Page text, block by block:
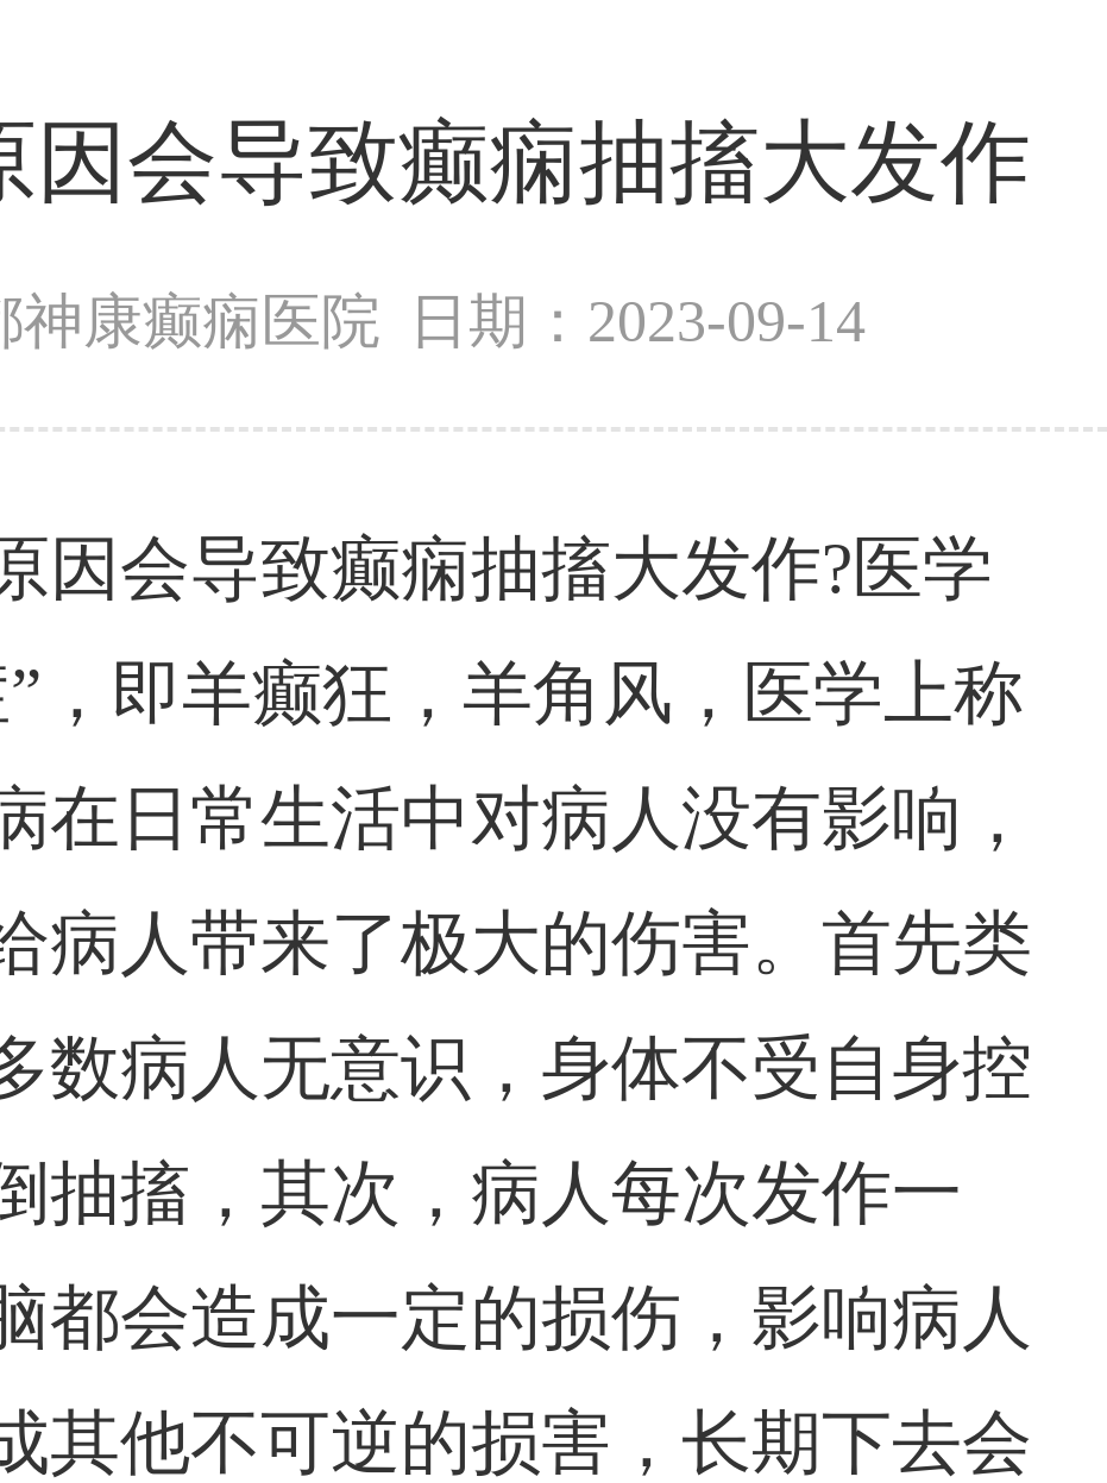
因会导致癫痫抽搐大发作
神康癫痫医院 日期：2023-09-14
因会导致癫痫抽搐大发作?医学
，即羊癫狂，羊角风，医学上称
在日常生活中对病人没有影响，
病人带来了极大的伤害。首先类
数病人无意识，身体不受自身控
抽搐，其次，病人每次发作一
都会造成一定的损伤，影响病人
其他不可逆的损害，长期下去会